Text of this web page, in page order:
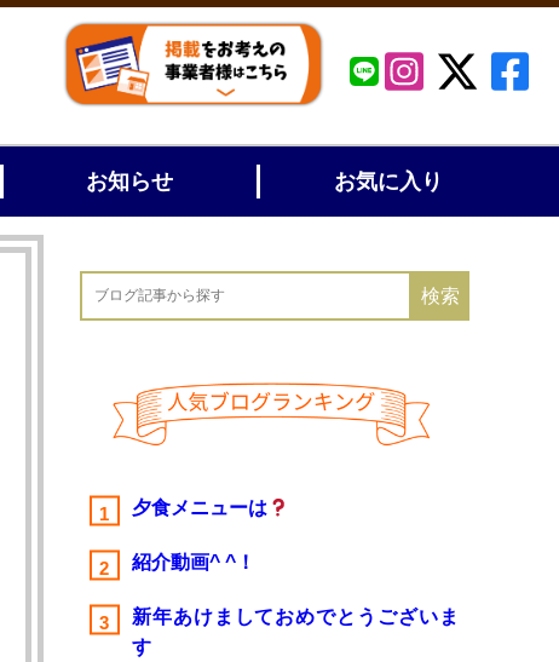
お知らせ お気に入り
夕食メニューは
紹介動画^ ^！
新年あけましておめでとうございま
す